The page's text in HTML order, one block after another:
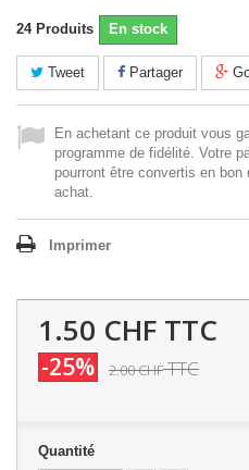
24 Produits En stock
Tweet Partager
En achetant ce produit vous
programme de fidélité. Votre
pourront être convertis en
achat.
Imprimer
1.50 CHF TTC
-25% 2.00 CHFTTC
Quantité